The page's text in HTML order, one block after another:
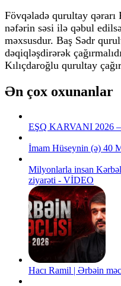
Fövqəladə qurultay qərarı
nəfərin səsi ilə qəbul
məxsusdur. Baş Sədr
dəqiqləşdirərək
Kılıçdaroğlu qurultay
Ən çox oxunanlar
EŞQ KARVANI 2026 –
İmam Hüseynin (ə) 40
Milyonlarla insan
ziyarəti - VİDEO
Hacı Ramil | Ərbəin